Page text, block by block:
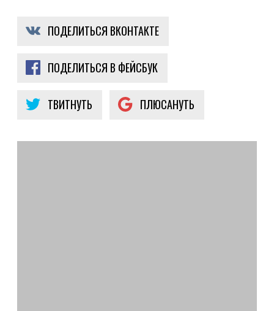
ПОДЕЛИТЬСЯ ВКОНТАКТЕ
ПОДЕЛИТЬСЯ В ФЕЙСБУК
ТВИТНУТЬ ПЛЮСАНУТЬ